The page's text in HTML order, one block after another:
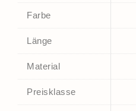
Farbe
Länge
Material
Preisklasse